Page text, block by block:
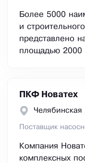
Более 5000
и
представлено
площадью 2000
ПКФ Новатех
Челябинская
Поставщик
Компания
комплексных